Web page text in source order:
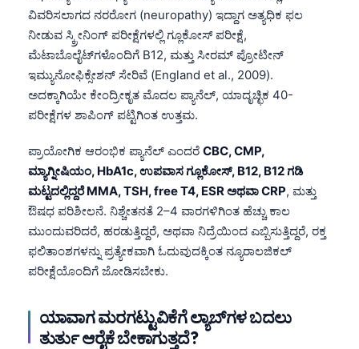
ವಿವರಿಸಲಾಗದ ನರರೋಗ (neuropathy) ಇದ್ದಾಗ ಅತ್ಯಧಿಕ ಫಲ
ನೀಡುವ ಸ್ಕ್ರೀನಿಂಗ್ ಪರೀಕ್ಷೆಗಳಲ್ಲಿ ಗ್ಲೂಕೋಸ್ ಪರೀಕ್ಷೆ,
ಮೆಟಾಬೊಲೈಟ್‌ಗಳೊಂದಿಗೆ B12, ಮತ್ತು ಸೀರಮ್ ಪ್ರೋಟೀನ್
ಇಮ್ಯುನೋಫಿಕ್ಸೇಶನ್ ಸೇರಿವೆ (England et al., 2009).
ಅದಕ್ಕಾಗಿಯೇ ಕೇಂದ್ರೀಕೃತ ಮೊದಲ ಪ್ಯಾನೆಲ್, ಯಾದೃಚ್ಛಿಕ 40-
ಪರೀಕ್ಷೆಗಳ ಶಾಪಿಂಗ್ ಪಟ್ಟಿಗಿಂತ ಉತ್ತಮ.
ಪ್ರಾಯೋಗಿಕ ಆರಂಭಿಕ ಪ್ಯಾನೆಲ್ ಎಂದರೆ CBC, CMP,
ಮ್ಯಾಗ್ನೀಷಿಯಂ, HbA1c, ಉಪವಾಸ ಗ್ಲೂಕೋಸ್, B12, B12 ಗಡಿ
ಮಟ್ಟದಲ್ಲಿದ್ದರೆ MMA, TSH, free T4, ESR ಅಥವಾ CRP, ಮತ್ತು
ಔಷಧ ಪರಿಶೀಲನೆ. ನಿಶ್ಚೇತನತೆ 2–4 ವಾರಗಳಿಗಿಂತ ಹೆಚ್ಚು ಕಾಲ
ಮುಂದುವರಿದರೆ, ಹರಡುತ್ತಿದ್ದರೆ, ಅಥವಾ ನಿದ್ರೆಯಿಂದ ಎಬ್ಬಿಸುತ್ತಿದ್ದರೆ, ರಕ್ತ
ಫಲಿತಾಂಶಗಳನ್ನು ಪ್ರತ್ಯೇಕವಾಗಿ ಓದುವುದಕ್ಕಿಂತ ನ್ಯೂರಾಲಜಿಕಲ್
ಪರೀಕ್ಷೆಯೊಂದಿಗೆ ಜೋಡಿಸಬೇಕು.
ಯಾವಾಗ ಮರಗಟ್ಟುವಿಕೆಗೆ ಲ್ಯಾಬ್‌ಗಳ ಬದಲು
ತುರ್ತು ಆರೈಕೆ ಬೇಕಾಗುತ್ತದೆ?